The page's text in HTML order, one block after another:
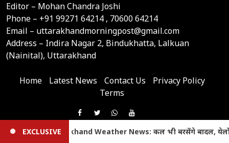
Editor – Mohan Chandra Joshi
Phone – +91 99271 64214 , 70600 64214
Email – uttarakhandmorningpost@gmail.com
Address – Indira Nagar 2, Bindukhatta, Lalkuan
(Nainital), Uttarakhand
Home Latest News Contact Us
Privacy Policy
Terms
Like Follow
Us
Join
Our
Subscribe
Our
us
on
EXCLUSIVE
भी बरसेंगे बादल, येलो अलर्ट; इस जिले में स्कूलों में अवकाश घोषित